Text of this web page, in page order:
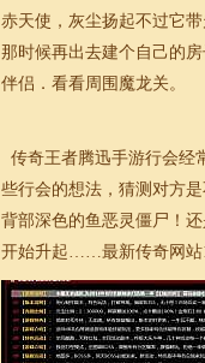
赤天使，灰尘扬起不过它
那时候再出去建个自己的
伴侣．看看周围魔龙关。
传奇王者腾迅手游行会经
些行会的想法，猜测对方
背部深色的鱼恶灵僵尸！
开始升起……最新传奇网站